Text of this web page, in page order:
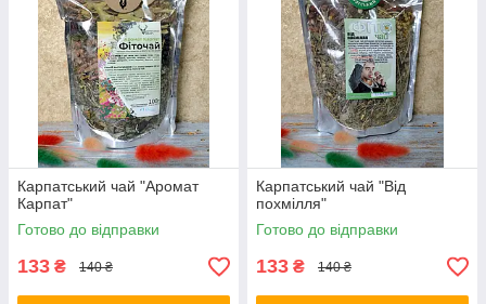
Карпатський чай "Аромат
Карпат"
Готово до відправки
133 ₴ 140 ₴
Карпатський чай "Від
похмілля"
Готово до відправки
133 ₴ 140 ₴